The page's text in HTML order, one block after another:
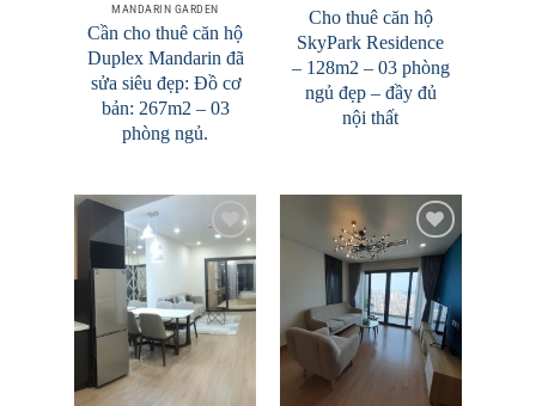
MANDARIN GARDEN
Cần cho thuê căn hộ
Duplex Mandarin đã
sửa siêu đẹp: Đồ cơ
bản: 267m2 – 03
phòng ngủ.
Cho thuê căn hộ
SkyPark Residence
– 128m2 – 03 phòng
ngủ đẹp – đầy đủ
nội thất
Add to
Wishlist
Add to
Wishlist